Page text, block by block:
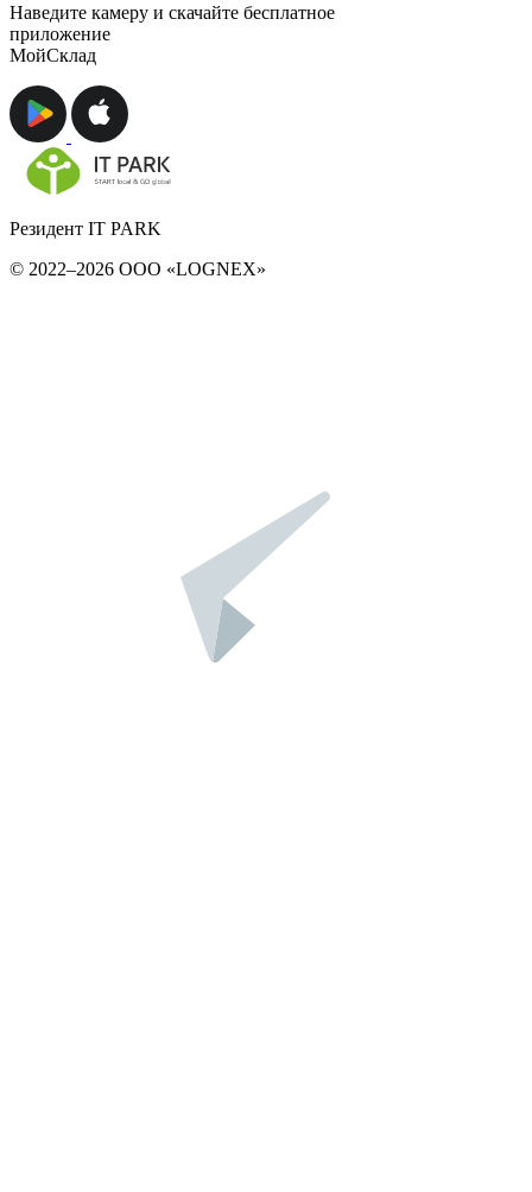
Наведите камеру и скачайте бесплатное
приложение
МойСклад
Резидент IT PARK
© 2022–2026 ООО «LOGNEX»